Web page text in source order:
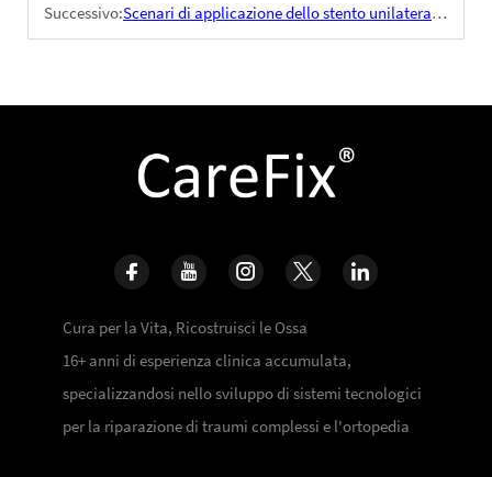
Successivo:Scenari di applicazione dello stento unilaterale nelle fratture dei membri
Cura per la Vita, Ricostruisci le Ossa
16+ anni di esperienza clinica accumulata,
specializzandosi nello sviluppo di sistemi tecnologici
per la riparazione di traumi complessi e l'ortopedia